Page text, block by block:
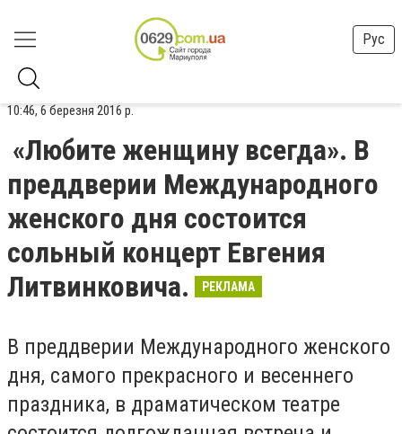
Рус
10:46, 6 березня 2016 р.
«Любите женщину всегда». В
преддверии Международного
женского дня состоится
сольный концерт Евгения
Литвинковича.
РЕКЛАМА
В преддверии Международного женского
дня, самого прекрасного и весеннего
праздника, в драматическом театре